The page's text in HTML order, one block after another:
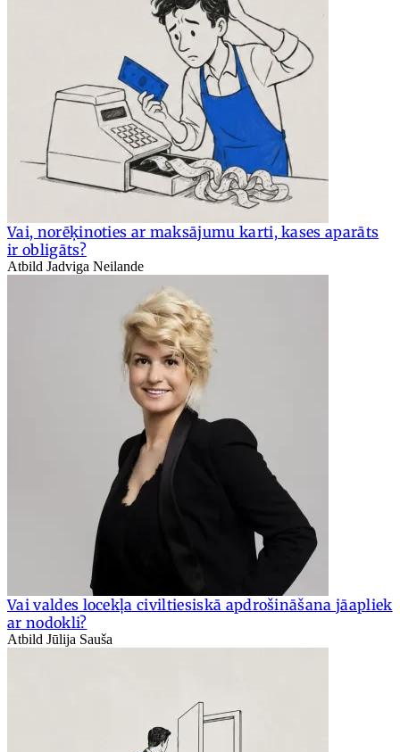
Vai, norēķinoties ar maksājumu karti, kases aparāts
ir obligāts?
Atbild Jadviga Neilande
Vai valdes locekļa civiltiesiskā apdrošināšana jāapliek
ar nodokli?
Atbild Jūlija Sauša